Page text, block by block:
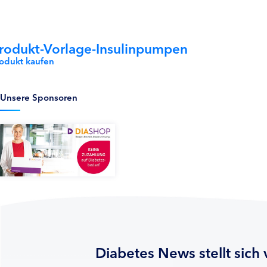
Vorlage-Insulinpumpen
kaufen
Unsere Sponsoren
Diabetes News stellt sich